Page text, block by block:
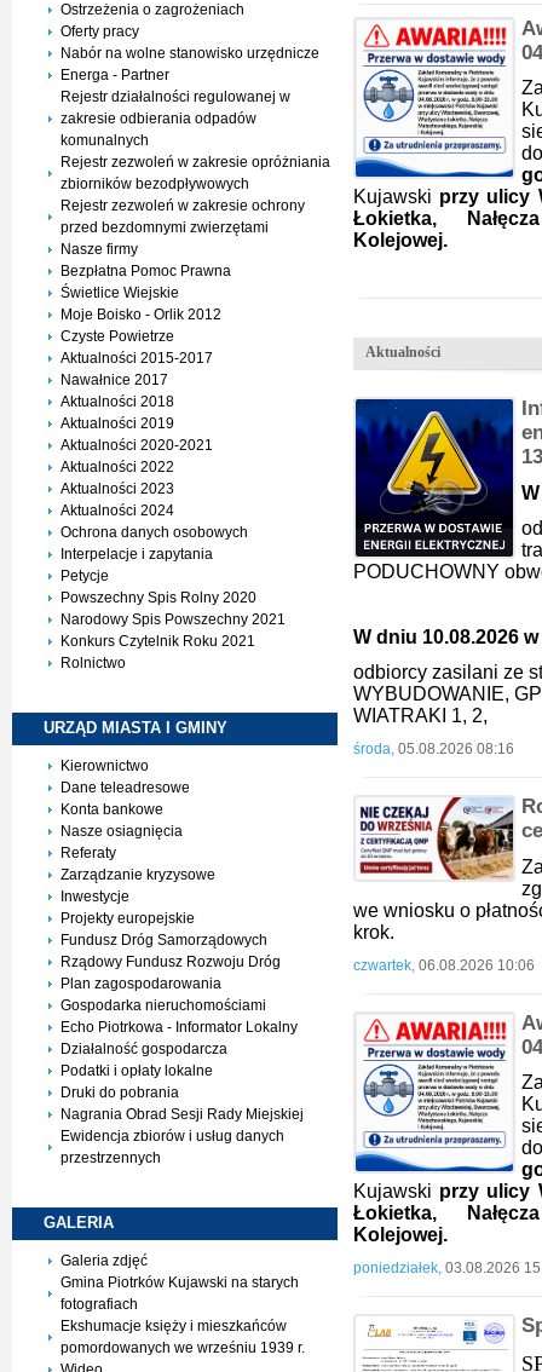
Ostrzeżenia o zagrożeniach
Oferty pracy
Nabór na wolne stanowisko urzędnicze
Energa - Partner
Rejestr działalności regulowanej w
zakresie odbierania odpadów
komunalnych
Rejestr zezwoleń w zakresie opróżniania
zbiorników bezodpływowych
Rejestr zezwoleń w zakresie ochrony
przed bezdomnymi zwierzętami
Nasze firmy
Bezpłatna Pomoc Prawna
Świetlice Wiejskie
Moje Boisko - Orlik 2012
Czyste Powietrze
Aktualności 2015-2017
Nawałnice 2017
Aktualności 2018
Aktualności 2019
Aktualności 2020-2021
Aktualności 2022
Aktualności 2023
Aktualności 2024
Ochrona danych osobowych
Interpelacje i zapytania
Petycje
Powszechny Spis Rolny 2020
Narodowy Spis Powszechny 2021
Konkurs Czytelnik Roku 2021
Rolnictwo
URZĄD MIASTA I GMINY
Kierownictwo
Dane teleadresowe
Konta bankowe
Nasze osiagnięcia
Referaty
Zarządzanie kryzysowe
Inwestycje
Projekty europejskie
Fundusz Dróg Samorządowych
Rządowy Fundusz Rozwoju Dróg
Plan zagospodarowania
Gospodarka nieruchomościami
Echo Piotrkowa - Informator Lokalny
Działalność gospodarcza
Podatki i opłaty lokalne
Druki do pobrania
Nagrania Obrad Sesji Rady Miejskiej
Ewidencja zbiorów i usług danych
przestrzennych
GALERIA
Galeria zdjęć
Gmina Piotrków Kujawski na starych
fotografiach
Ekshumacje księży i mieszkańców
pomordowanych we wrześniu 1939 r.
Kujawski przy ulicy
Łokietka,
Kolejowej.
Aktualności
PODUCHOWNY
W dniu 10.08.2026
odbiorcy zasilani ze
WYBUDOWANIE,
WIATRAKI 1, 2,
środa, 05.08.2026 08:16
we wniosku o
krok.
czwartek, 06.08.2026 10:06
Kujawski przy ulicy
Łokietka,
Kolejowej.
poniedziałek, 03.08.2026